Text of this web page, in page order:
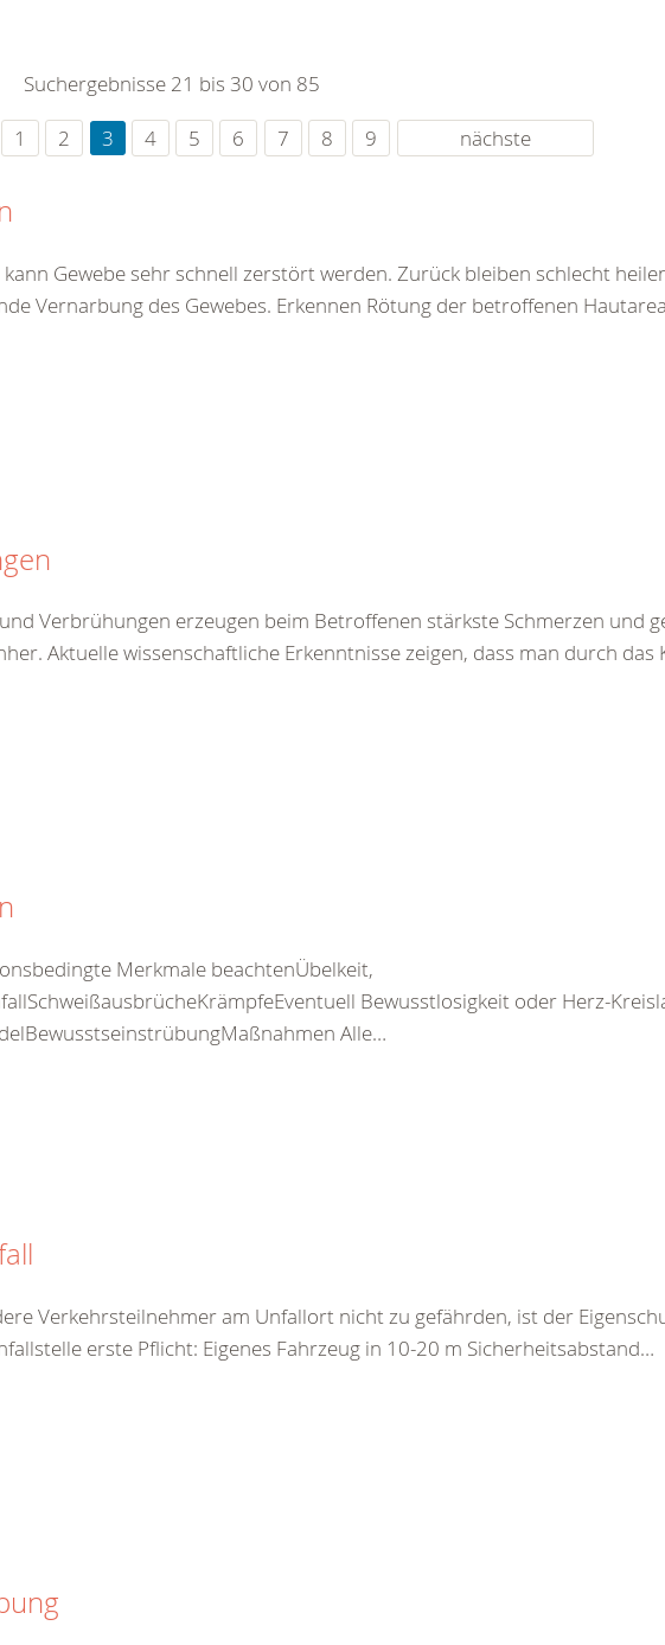
Suchergebnisse 21 bis 30 von 85
1 2 3 4 5 6 7 8 9 nächste
Gewebe sehr schnell zerstört werden. Zurück bleiben schlecht
Vernarbung des Gewebes. Erkennen Rötung der betroffenen
Verbrühungen erzeugen beim Betroffenen stärkste Schmerzen und
Aktuelle wissenschaftliche Erkenntnisse zeigen, dass man durch das
Merkmale beachtenÜbelkeit,
Bewusstlosigkeit oder Herz-
Alle…
Verkehrsteilnehmer am Unfallort nicht zu gefährden, ist der
erste Pflicht: Eigenes Fahrzeug in 10-20 m Sicherheitsabstand…